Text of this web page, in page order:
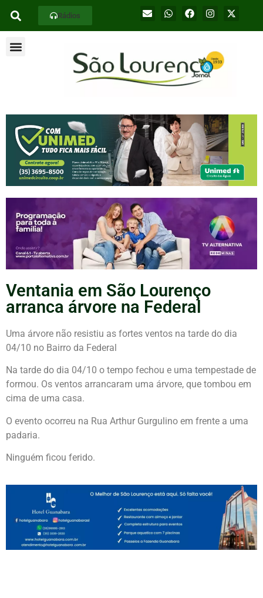
Rádios
Ventania em São Lourenço
arranca árvore na Federal
Uma árvore não resistiu as fortes ventos na tarde do dia
04/10 no Bairro da Federal
Na tarde do dia 04/10 o tempo fechou e uma tempestade de
formou. Os ventos arrancaram uma árvore, que tombou em
cima de uma casa.
O evento ocorreu na Rua Arthur Gurgulino em frente a uma
padaria.
Ninguém ficou ferido.